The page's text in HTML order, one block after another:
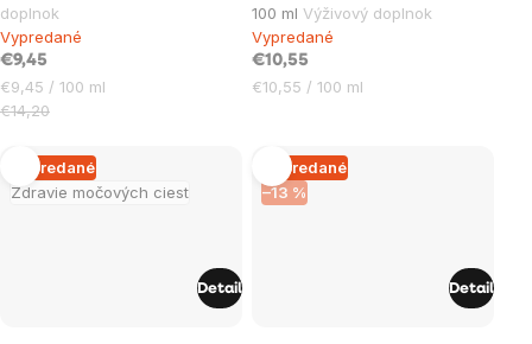
doplnok
Vypredané
€9,45
Jednotková
cena:
€9,45 / 100 ml
€14,20
100 ml Výživový doplnok
Vypredané
€10,55
Jednotková
€10,55 / 100 ml
Zdravie močových ciest
Vypredané
Detail
Vypredané
–13 %
Detail